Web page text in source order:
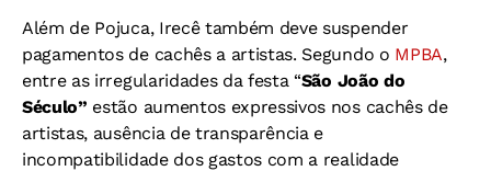
Além de Pojuca, Irecê também deve suspender
pagamentos de cachês a artistas. Segundo o MPBA,
entre as irregularidades da festa “São João do
Século” estão aumentos expressivos nos cachês de
artistas, ausência de transparência e
incompatibilidade dos gastos com a realidade